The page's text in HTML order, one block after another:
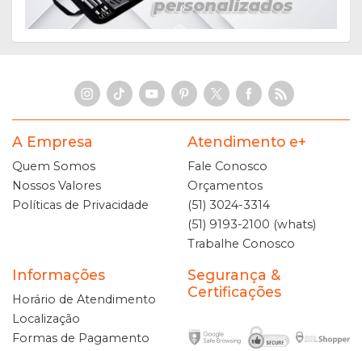
A Empresa
Quem Somos
Nossos Valores
Políticas de Privacidade
Atendimento e+
Fale Conosco
Orçamentos
(51) 3024-3314
(51) 9193-2100 (whats)
Trabalhe Conosco
Informações
Horário de Atendimento
Localização
Formas de Pagamento
Segurança &
Certificações